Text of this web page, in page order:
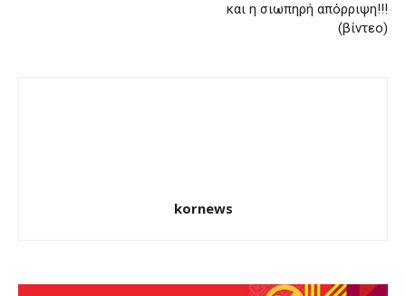
και η σιωπηρή απόρριψη!!!
(βίντεο)
kornews